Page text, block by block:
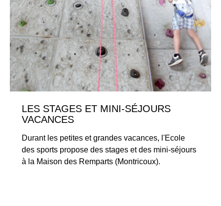
LES STAGES ET MINI-SÉJOURS
VACANCES
Durant les petites et grandes vacances, l'Ecole
des sports propose des stages et des mini-séjours
à la Maison des Remparts (Montricoux).